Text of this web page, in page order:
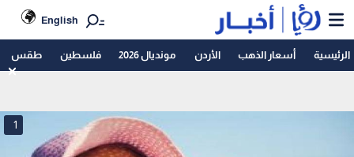
English
الرئيسية أسعار الذهب الأردن مونديال 2026 فلسطين طقس
1